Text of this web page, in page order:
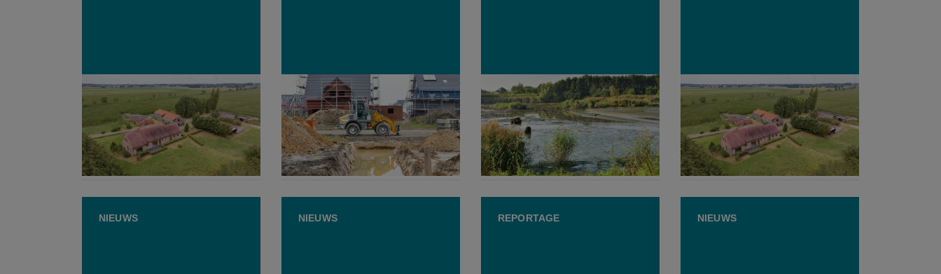
Groen wil voorkooprecht
ecologische landbouwers voor
oude hoeves
25 JUNI 2026
Vlaanderen staat steeds meer
vol: Elke dag 3,8 hectare extra
ingenomen
19 JUNI 2026
Brouns zoekt
‘watercommissaris’ om beleid
te stroomlijnen
9 JUNI 2026
Fermettetaks? Het probleem is
niet de boerderij, maar de
landbouwgrond
21 MEI 2026
NIEUWS NIEUWS REPORTAGE NIEUWS